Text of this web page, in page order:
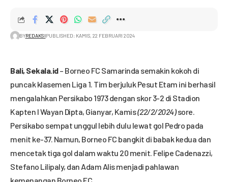
BYREDAKSIPUBLISHED: KAMIS, 22 FEBRUARI 2024
Bali, Sekala.id– Borneo FC Samarinda semakin kokoh di
puncak klasemen Liga 1. Tim berjuluk Pesut Etam ini berhasil
mengalahkan Persikabo 1973 dengan skor 3-2 di Stadion
Kapten I Wayan Dipta, Gianyar, Kamis(22/2/2024)sore.
Persikabo sempat unggul lebih dulu lewat gol Pedro pada
menit ke-37. Namun, Borneo FC bangkit di babak kedua dan
mencetak tiga gol dalam waktu 20 menit. Felipe Cadenazzi,
Stefano Lilipaly, dan Adam Alis menjadi pahlawan
kemenangan Borneo FC.